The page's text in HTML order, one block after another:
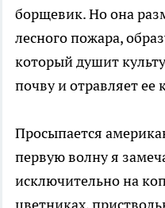
борщевик. Но она
лесного пожара,
который душит
почву и отравляет
Просыпается
первую волну я
исключительно на
цветниках,